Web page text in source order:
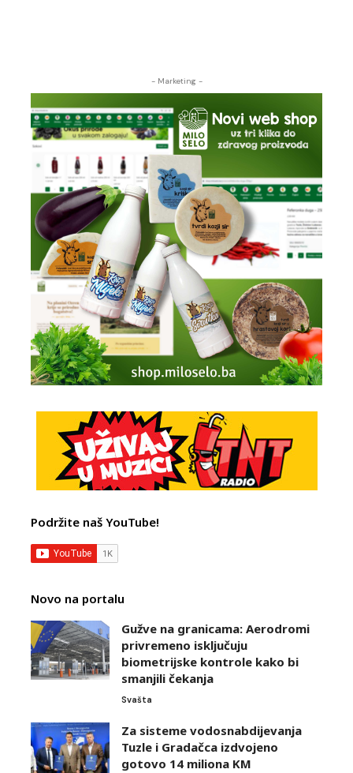
- Marketing -
Podržite naš YouTube!
Novo na portalu
Gužve na granicama: Aerodromi
privremeno isključuju
biometrijske kontrole kako bi
smanjili čekanja
Svašta
Za sisteme vodosnabdijevanja
Tuzle i Gradačca izdvojeno
gotovo 14 miliona KM